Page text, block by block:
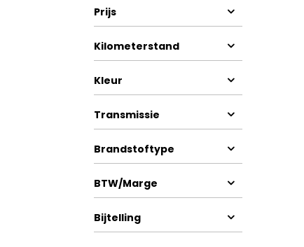
Prijs
Kilometerstand
Kleur
Transmissie
Brandstoftype
BTW/Marge
Bijtelling